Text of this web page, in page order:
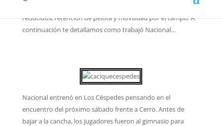
del complejo tricolor. La práctica de hoy se basó en espacios
reducidos, retención de pelota y movilidad por el campo. A
continuación te detallamos como trabajó Nacional…
Nacional entrenó en Los Céspedes pensando en el
encuentro del próximo sábado frente a Cerro. Antes de
bajar a la cancha, los jugadores fueron al gimnasio para